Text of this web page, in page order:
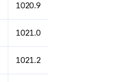
1020.9
1021.0
1021.2